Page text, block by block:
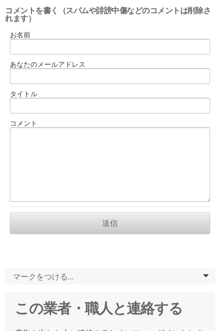
コメントを書く（スパムや誹謗中傷などのコメントは削除さ
れます）
お名前
あなたのメールアドレス
タイトル
コメント
送信
マークをつける... 0
この業者・職人と連絡する